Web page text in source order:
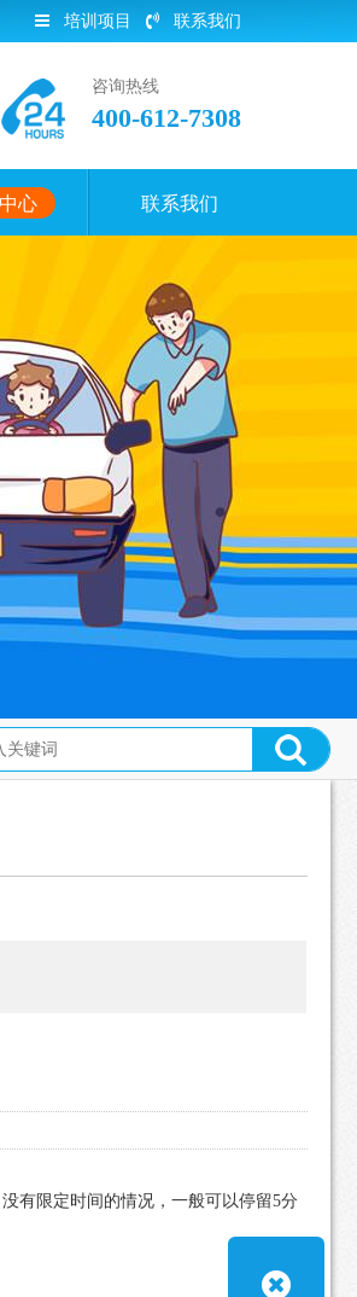
培训项目 联系我们
咨询热线
400-612-7308
心 联系我们
有限定时间的情况，一般可以停留5分